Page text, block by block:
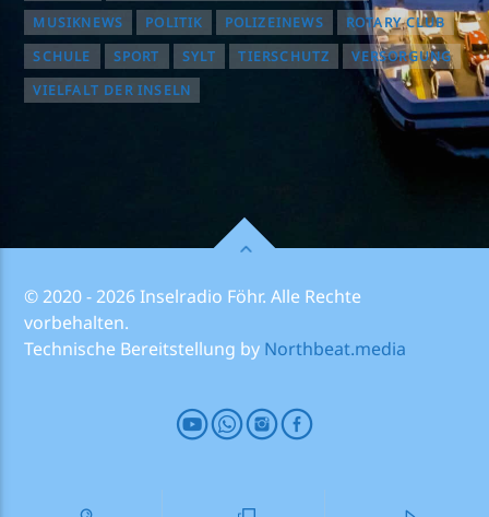
MUSIKNEWS
POLITIK POLIZEINEWS
ROTARY CLUB
SCHULE
SPORT SYLT TIERSCHUTZ
VERSORGUNG
VIELFALT DER INSELN
© 2020 - 2026 Inselradio Föhr. Alle Rechte
vorbehalten.
Technische Bereitstellung by Northbeat.media